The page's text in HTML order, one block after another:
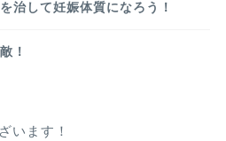
治して妊娠体質になろう！
！
います！